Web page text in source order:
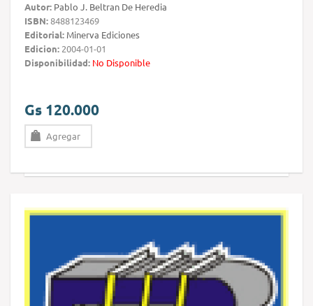
Autor: Pablo J. Beltran De Heredia
ISBN:8488123469
Editorial: Minerva Ediciones
Edicion: 2004-01-01
Disponibilidad: No Disponible
Gs 120.000
Agregar